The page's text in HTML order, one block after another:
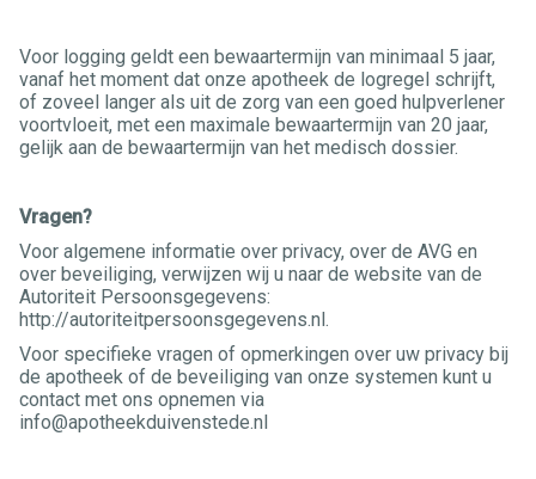
Voor logging geldt een bewaartermijn van minimaal 5 jaar,
vanaf het moment dat onze apotheek de logregel schrijft,
of zoveel langer als uit de zorg van een goed hulpverlener
voortvloeit, met een maximale bewaartermijn van 20 jaar,
gelijk aan de bewaartermijn van het medisch dossier.
Vragen?
Voor algemene informatie over privacy, over de AVG en
over beveiliging, verwijzen wij u naar de website van de
Autoriteit Persoonsgegevens:
http://autoriteitpersoonsgegevens.nl.
Voor specifieke vragen of opmerkingen over uw privacy bij
de apotheek of de beveiliging van onze systemen kunt u
contact met ons opnemen via
info@apotheekduivenstede.nl